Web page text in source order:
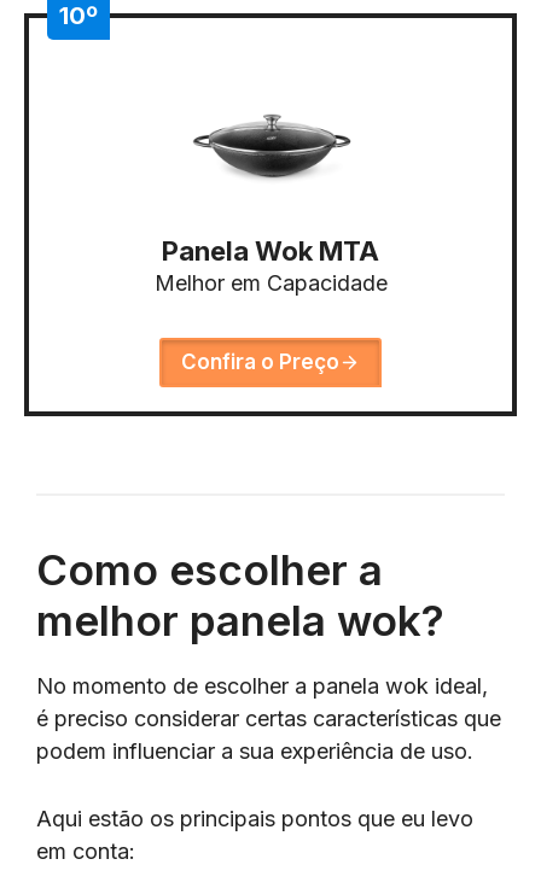
10º
Panela Wok MTA
Melhor em Capacidade
Confira o Preço
Como escolher a
melhor panela wok?
No momento de escolher a panela wok ideal,
é preciso considerar certas características que
podem influenciar a sua experiência de uso.
Aqui estão os principais pontos que eu levo
em conta: